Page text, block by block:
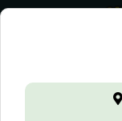
GanjaFarmer.it